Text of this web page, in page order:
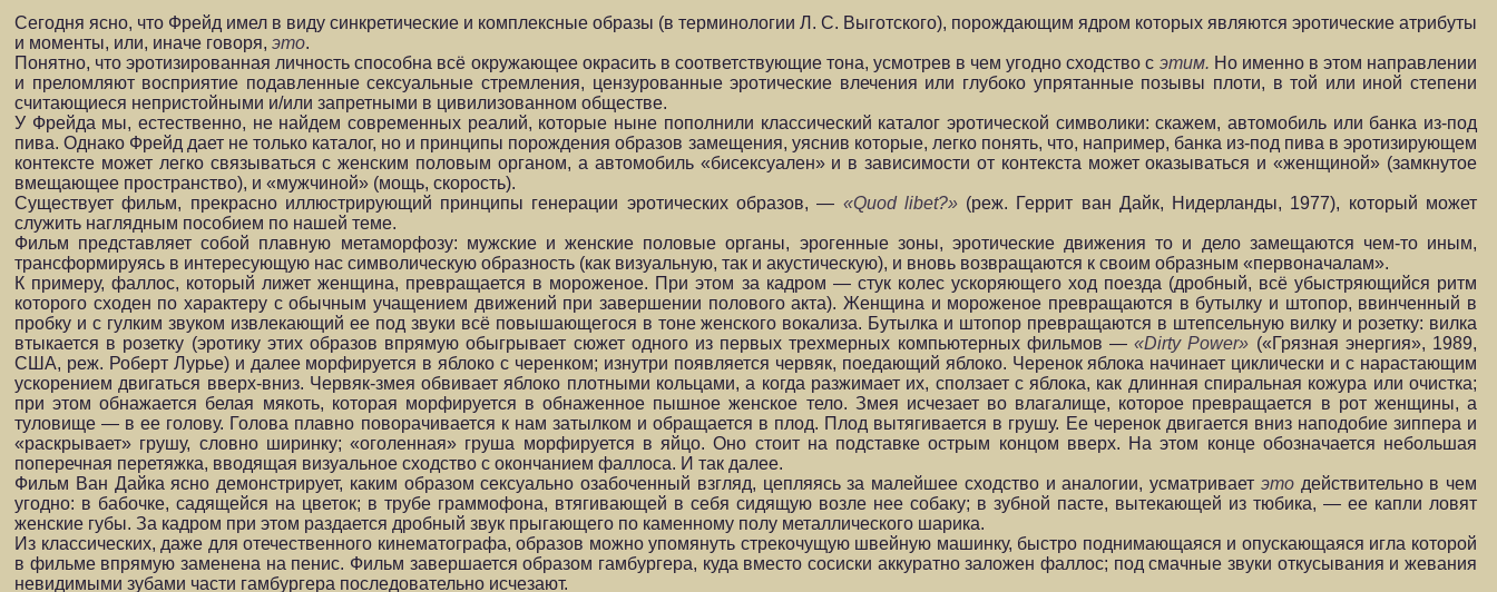
Сегодня ясно, что Фрейд имел в виду синкретические и комплексные образы (в терминологии Л. С. Выготского), порождающим ядром которых являются эротические атрибуты
и моменты, или, иначе говоря, это.
Понятно, что эротизированная личность способна всё окружающее окрасить в соответствующие тона, усмотрев в чем угодно сходство с этим. Но именно в этом направлении
и преломляют восприятие подавленные сексуальные стремления, цензурованные эротические влечения или глубоко упрятанные позывы плоти, в той или иной степени
считающиеся непристойными и/или запретными в цивилизованном обществе.
У Фрейда мы, естественно, не найдем современных реалий, которые ныне пополнили классический каталог эротической символики: скажем, автомобиль или банка из-под
пива. Однако Фрейд дает не только каталог, но и принципы порождения образов замещения, уяснив которые, легко понять, что, например, банка из-под пива в эротизирующем
контексте может легко связываться с женским половым органом, а автомобиль «бисексуален» и в зависимости от контекста может оказываться и «женщиной» (замкнутое
вмещающее пространство), и «мужчиной» (мощь, скорость).
Существует фильм, прекрасно иллюстрирующий принципы генерации эротических образов, — «Quod libet?»(реж. Геррит ван Дайк, Нидерланды, 1977), который может
служить наглядным пособием по нашей теме.
Фильм представляет собой плавную метаморфозу: мужские и женские половые органы, эрогенные зоны, эротические движения то и дело замещаются чем-то иным,
трансформируясь в интересующую нас символическую образность (как визуальную, так и акустическую), и вновь возвращаются к своим образным «первоначалам».
К примеру, фаллос, который лижет женщина, превращается в мороженое. При этом за кадром — стук колес ускоряющего ход поезда (дробный, всё убыстряющийся ритм
которого сходен по характеру с обычным учащением движений при завершении полового акта). Женщина и мороженое превращаются в бутылку и штопор, ввинченный в
пробку и с гулким звуком извлекающий ее под звуки всё повышающегося в тоне женского вокализа. Бутылка и штопор превращаются в штепсельную вилку и розетку: вилка
втыкается в розетку (эротику этих образов впрямую обыгрывает сюжет одного из первых трехмерных компьютерных фильмов —«Dirty Power» («Грязная энергия», 1989,
США, реж. Роберт Лурье) и далее морфируется в яблоко с черенком; изнутри появляется червяк, поедающий яблоко. Черенок яблока начинает циклически и с нарастающим
ускорением двигаться вверх-вниз. Червяк-змея обвивает яблоко плотными кольцами, а когда разжимает их, сползает с яблока, как длинная спиральная кожура или очистка;
при этом обнажается белая мякоть, которая морфируется в обнаженное пышное женское тело. Змея исчезает во влагалище, которое превращается в рот женщины, а
туловище — в ее голову. Голова плавно поворачивается к нам затылком и обращается в плод. Плод вытягивается в грушу. Ее черенок двигается вниз наподобие зиппера и
«раскрывает» грушу, словно ширинку; «оголенная» груша морфируется в яйцо. Оно стоит на подставке острым концом вверх. На этом конце обозначается небольшая
поперечная перетяжка, вводящая визуальное сходство с окончанием фаллоса. И так далее.
Фильм Ван Дайка ясно демонстрирует, каким образом сексуально озабоченный взгляд, цепляясь за малейшее сходство и аналогии, усматривает этодействительно в чем
угодно: в бабочке, садящейся на цветок; в трубе граммофона, втягивающей в себя сидящую возле нее собаку; в зубной пасте, вытекающей из тюбика, — ее капли ловят
женские губы. За кадром при этом раздается дробный звук прыгающего по каменному полу металлического шарика.
Из классических, даже для отечественного кинематографа, образов можно упомянуть стрекочущую швейную машинку, быстро поднимающаяся и опускающаяся игла которой
в фильме впрямую заменена на пенис. Фильм завершается образом гамбургера, куда вместо сосиски аккуратно заложен фаллос; под смачные звуки откусывания и жевания
невидимыми зубами части гамбургера последовательно исчезают.